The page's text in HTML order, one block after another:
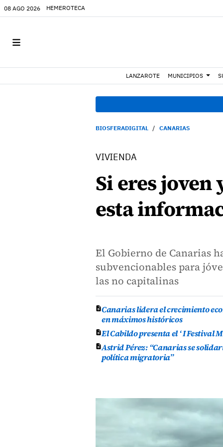
08 AGO 2026 HEMEROTECA
LANZAROTE MUNICIPIOS
BIOSFERADIGITAL CANARIAS
VIVIENDA
Si eres
esta
El Gobierno de Canarias
subvencionables para
las no capitalinas
Canarias lidera el crecimiento
en máximos históricos
El Cabildo presenta el ‘ I Festival
Astrid Pérez: “Canarias se
política migratoria”